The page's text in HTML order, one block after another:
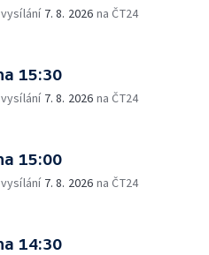
7. 8. 2026 na ČT24
15:30
7. 8. 2026 na ČT24
15:00
7. 8. 2026 na ČT24
14:30